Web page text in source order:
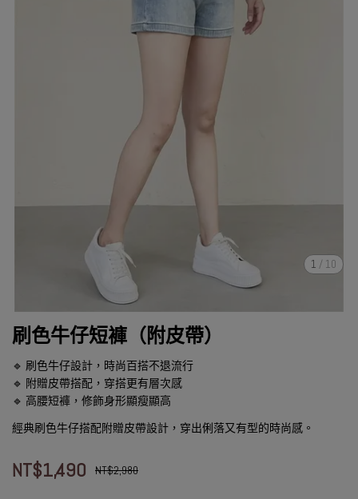
1 / 10
刷色牛仔短褲（附皮帶）
🔹 刷色牛仔設計，時尚百搭不退流行
🔹 附贈皮帶搭配，穿搭更有層次感
🔹 高腰短褲，修飾身形顯瘦顯高
經典刷色牛仔搭配附贈皮帶設計，穿出俐落又有型的時尚感。
NT$1,490 NT$2,980